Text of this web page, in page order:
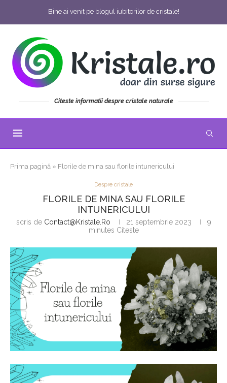
Bine ai venit pe blogul iubitorilor de cristale!
Citeste informatii despre cristale naturale
Prima pagină » Florile de mina sau florile intunericului
Despre cristale
FLORILE DE MINA SAU FLORILE
INTUNERICULUI
scris de Contact@kristale.ro 21 septembrie 2023
9
minutes Citeste